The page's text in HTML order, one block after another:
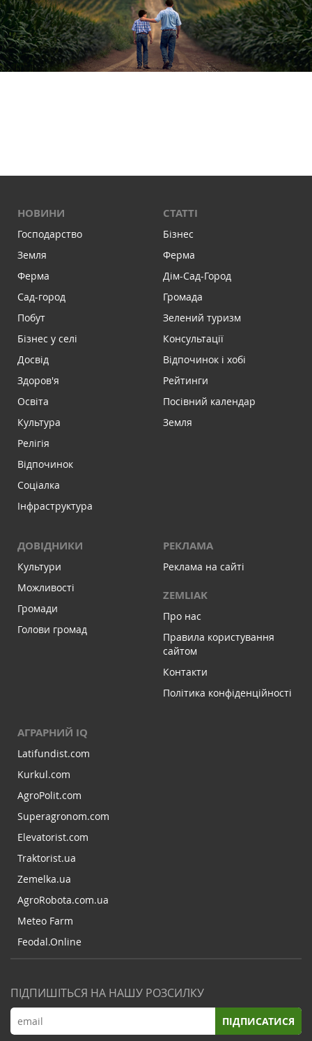
НОВИНИ
Господарство
Земля
Ферма
Сад-город
Побут
Бізнес у селі
Досвід
Здоров'я
Освіта
Культура
Релігія
Відпочинок
Соціалка
Інфраструктура
СТАТТІ
Бізнес
Ферма
Дім-Сад-Город
Громада
Зелений туризм
Консультації
Відпочинок і хобі
Рейтинги
Посівний календар
Земля
ДОВІДНИКИ
Культури
Можливості
Громади
Голови громад
РЕКЛАМА
Реклама на сайті
ZEMLIAK
Про нас
Правила користування
сайтом
Контакти
Політика конфіденційності
АГРАРНИЙ IQ
Latifundist.com
Kurkul.com
AgroPolit.com
Superagronom.com
Elevatorist.com
Traktorist.ua
Zemelka.ua
AgroRobota.com.ua
Meteo Farm
Feodal.Online
ПІДПИШІТЬСЯ НА НАШУ РОЗСИЛКУ
ПІДПИСАТИСЯ